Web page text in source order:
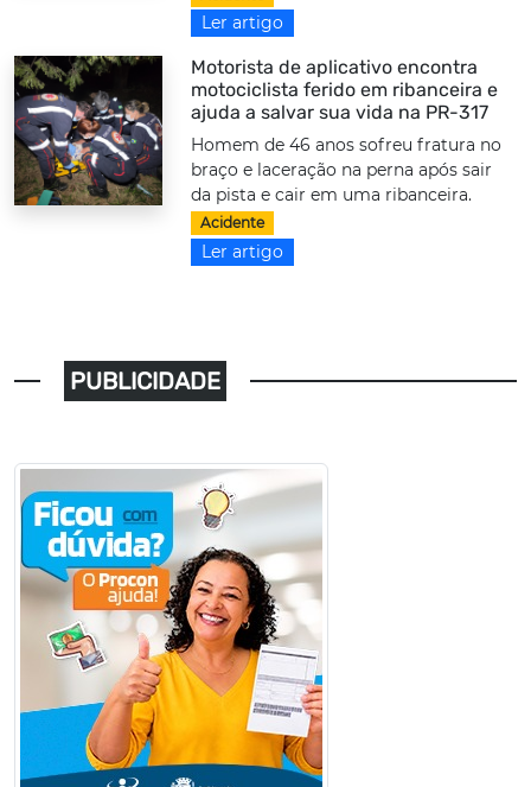
Ler artigo
Motorista de aplicativo encontra
motociclista ferido em ribanceira e
ajuda a salvar sua vida na PR-317
Homem de 46 anos sofreu fratura no
braço e laceração na perna após sair
da pista e cair em uma ribanceira.
Acidente
Ler artigo
PUBLICIDADE